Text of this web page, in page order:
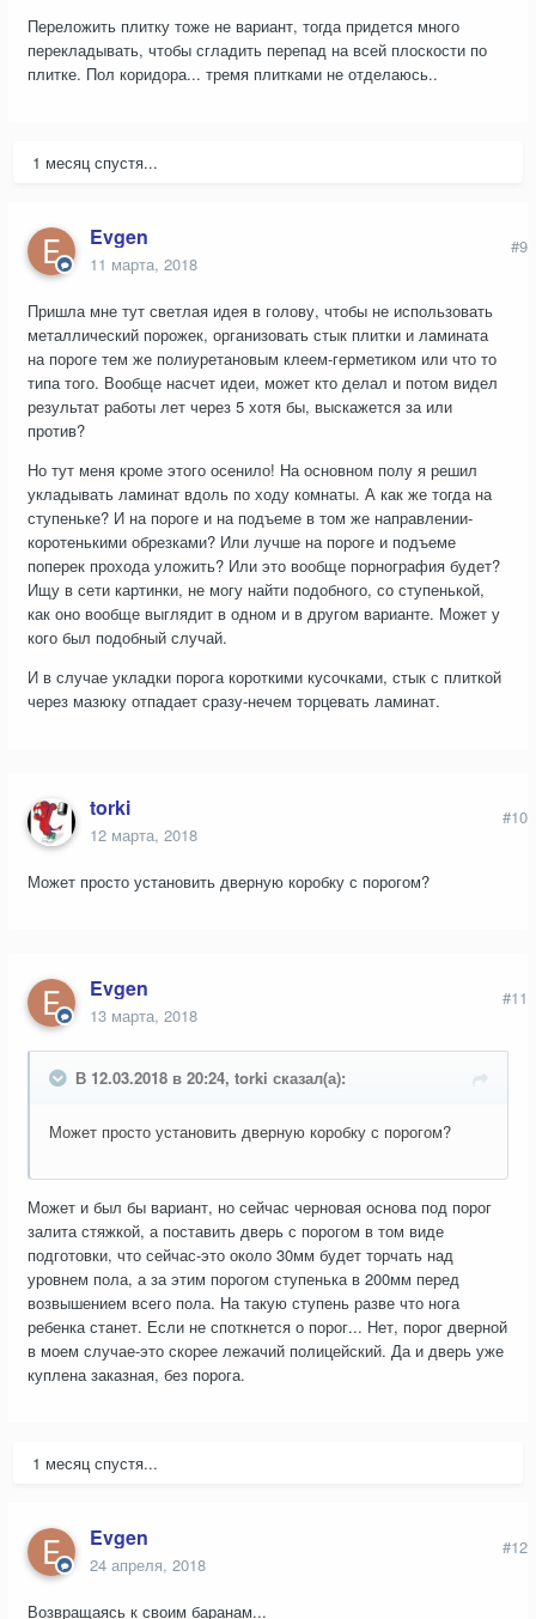
Переложить плитку тоже не вариант, тогда придется много
перекладывать, чтобы сгладить перепад на всей плоскости по
плитке. Пол коридора... тремя плитками не отделаюсь..
1 месяц спустя...
Evgen
11 марта, 2018
#9
Пришла мне тут светлая идея в голову, чтобы не использовать
металлический порожек, организовать стык плитки и ламината
на пороге тем же полиуретановым клеем-герметиком или что то
типа того. Вообще насчет идеи, может кто делал и потом видел
результат работы лет через 5 хотя бы, выскажется за или
против?
Но тут меня кроме этого осенило! На основном полу я решил
укладывать ламинат вдоль по ходу комнаты. А как же тогда на
ступеньке? И на пороге и на подъеме в том же направлении-
коротенькими обрезками? Или лучше на пороге и подъеме
поперек прохода уложить? Или это вообще порнография будет?
Ищу в сети картинки, не могу найти подобного, со ступенькой,
как оно вообще выглядит в одном и в другом варианте. Может у
кого был подобный случай.
И в случае укладки порога короткими кусочками, стык с плиткой
через мазюку отпадает сразу-нечем торцевать ламинат.
torki
12 марта, 2018
#10
Может просто установить дверную коробку с порогом?
Evgen
13 марта, 2018
#11
В 12.03.2018 в 20:24, torki сказал(а):
Может просто установить дверную коробку с порогом?
Может и был бы вариант, но сейчас черновая основа под порог
залита стяжкой, а поставить дверь с порогом в том виде
подготовки, что сейчас-это около 30мм будет торчать над
уровнем пола, а за этим порогом ступенька в 200мм перед
возвышением всего пола. На такую ступень разве что нога
ребенка станет. Если не споткнется о порог... Нет, порог дверной
в моем случае-это скорее лежачий полицейский. Да и дверь уже
куплена заказная, без порога.
1 месяц спустя...
Evgen
24 апреля, 2018
#12
Возвращаясь к своим баранам...